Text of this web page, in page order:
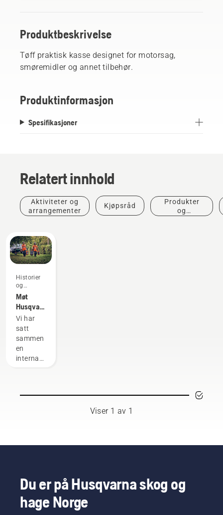
Produktbeskrivelse
Tøff praktisk kasse designet for motorsag,
smøremidler og annet tilbehør.
Produktinformasjon
Spesifikasjoner
Relatert innhold
Aktiviteter og
arrangementer
Kjøpsråd
Produkter
og
Historier
og
inspirasjon
Møt
Husqvarnas
H-Team
– de
kravstore
brukerne
våre
Vi har
satt
sammen
en
internasjonal
kvalifiserte
fagfolkene
innen
skogbruk
og
Viser 1 av 1
Du er på Husqvarna skog og
hage Norge